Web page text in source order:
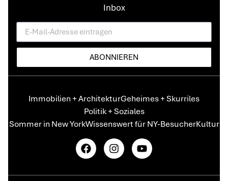
Inbox
ABONNIEREN
Immobilien + ArchitekturGeheimes + Skurriles
Politik + Soziales
Sommer in New YorkWissenswert für NY-BesucherKultur